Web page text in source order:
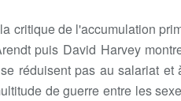
critique de l'accumulation
puis David Harvey
réduisent pas au salariat
de guerre entre les